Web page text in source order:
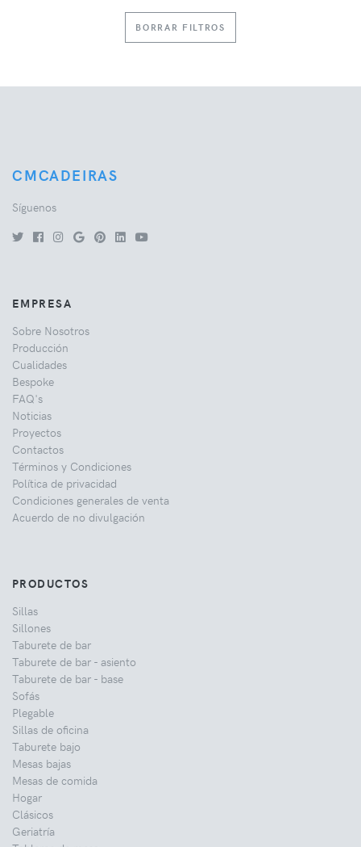
BORRAR FILTROS
CMCADEIRAS
Síguenos
EMPRESA
Sobre Nosotros
Producción
Cualidades
Bespoke
FAQ's
Noticias
Proyectos
Contactos
Términos y Condiciones
Política de privacidad
Condiciones generales de venta
Acuerdo de no divulgación
PRODUCTOS
Sillas
Sillones
Taburete de bar
Taburete de bar - asiento
Taburete de bar - base
Sofás
Plegable
Sillas de oficina
Taburete bajo
Mesas bajas
Mesas de comida
Hogar
Clásicos
Geriatría